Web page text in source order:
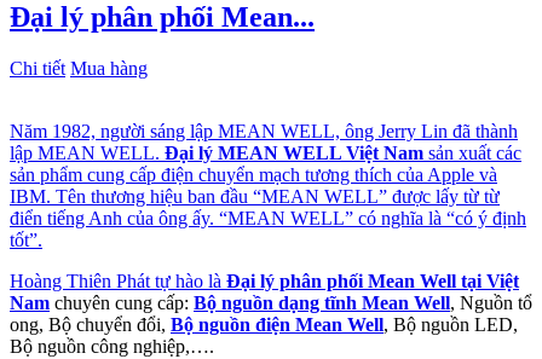
Đại lý phân phối Mean...
Chi tiết Mua hàng
Năm 1982, người sáng lập MEAN WELL, ông Jerry Lin đã thành
lập MEAN WELL. Đại lý MEAN WELL Việt Nam sản xuất các
sản phẩm cung cấp điện chuyển mạch tương thích của Apple và
IBM. Tên thương hiệu ban đầu “MEAN WELL” được lấy từ từ
điển tiếng Anh của ông ấy. “MEAN WELL” có nghĩa là “có ý định
tốt”.
Hoàng Thiên Phát tự hào là Đại lý phân phối Mean Well tại Việt
Nam chuyên cung cấp: Bộ nguồn dạng tĩnh Mean Well, Nguồn tổ
ong, Bộ chuyển đổi, Bộ nguồn điện Mean Well, Bộ nguồn LED,
Bộ nguồn công nghiệp,….